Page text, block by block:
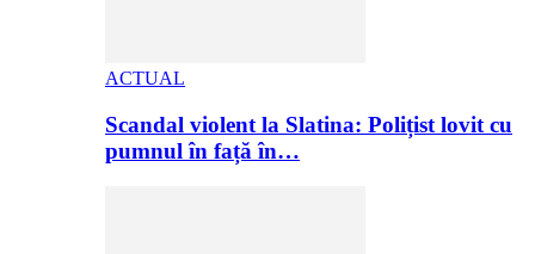
ACTUAL
Scandal violent la Slatina: Polițist lovit cu
pumnul în față în…